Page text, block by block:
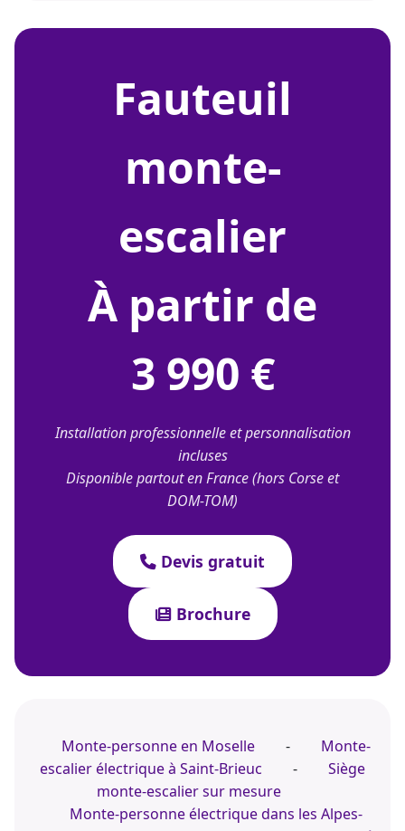
fauteuil
monte-
escalier
À partir de
3 990 €
Installation professionnelle et personnalisation
incluses
Disponible partout en France (hors Corse et
DOM-TOM)
Devis gratuit
Brochure
Monte-personne en Moselle -
Monte-
escalier électrique à Saint-Brieuc
-
Siège
monte-escalier sur mesure
Monte-personne électrique dans les Alpes-